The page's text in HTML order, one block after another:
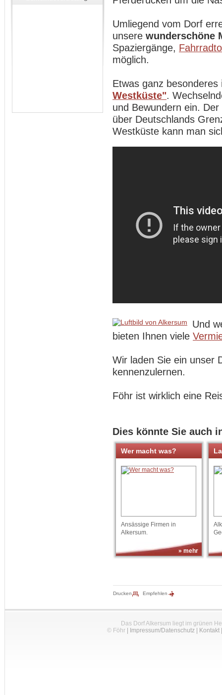
Umliegend vom Dorf
unsere wunderschöne
Spaziergänge,
möglich.
Etwas ganz
Westküste".
und Bewundern ein.
über Deutschlands
Westküste kann man
Und
bieten Ihnen viele
Wir laden Sie ein unser
kennenzulernen.
Föhr ist wirklich eine
Dies könnte Sie auch
Wer macht was?
Ansässige Firmen in
Alkersum.
» mehr
Drucken Empfehlen
Das Dorf Alkersum liegt im grünen
© Föhr| Impressum/Datenschutz| Kontakt